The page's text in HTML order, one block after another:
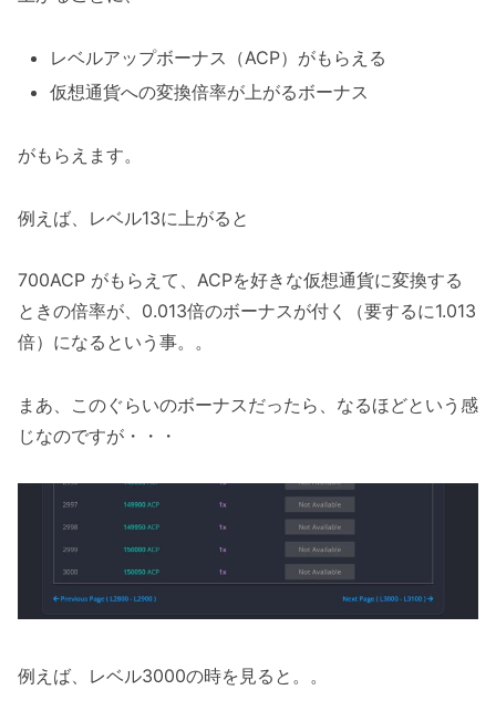
レベルアップボーナス（ACP）がもらえる
仮想通貨への変換倍率が上がるボーナス
がもらえます。
例えば、レベル13に上がると
700ACP がもらえて、ACPを好きな仮想通貨に変換する
ときの倍率が、0.013倍のボーナスが付く（要するに1.013
倍）になるという事。。
まあ、このぐらいのボーナスだったら、なるほどという感
じなのですが・・・
例えば、レベル3000の時を見ると。。